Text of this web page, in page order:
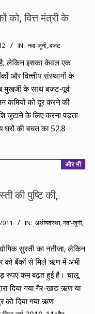
को, वित्त मंत्री के
IN: नवा-जूनी,बजट
है, लेकिन इसका केवल एक
और वित्‍तीय संस्‍थानों के
मुखर्जी के साथ बजट-पूर्व
कमियों को दूर करने की
जुटाने के लिए करना पड़ता
की बचत का 52.8
और भी
की पुष्टि की,
IN: अर्थव्यवस्था,नवा-जूनी,
सुस्ती का नतीजा, लेकिन
को बैंकों से मिले ऋण में अभी
रुपए कम बढ़त हुई है। चालू
दिया गया गैर-खाद्य ऋण या
को दिया गया ऋण